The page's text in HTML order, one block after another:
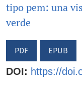
tipo pem: una
verde
PDF EPUB
DOI: https://